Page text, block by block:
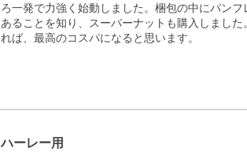
ろ一発で力強く始動しました。梱包の中にパン
あることを知り、スーパーナットも購入しまし
れば、最高のコスパになると思います。
ハーレー用